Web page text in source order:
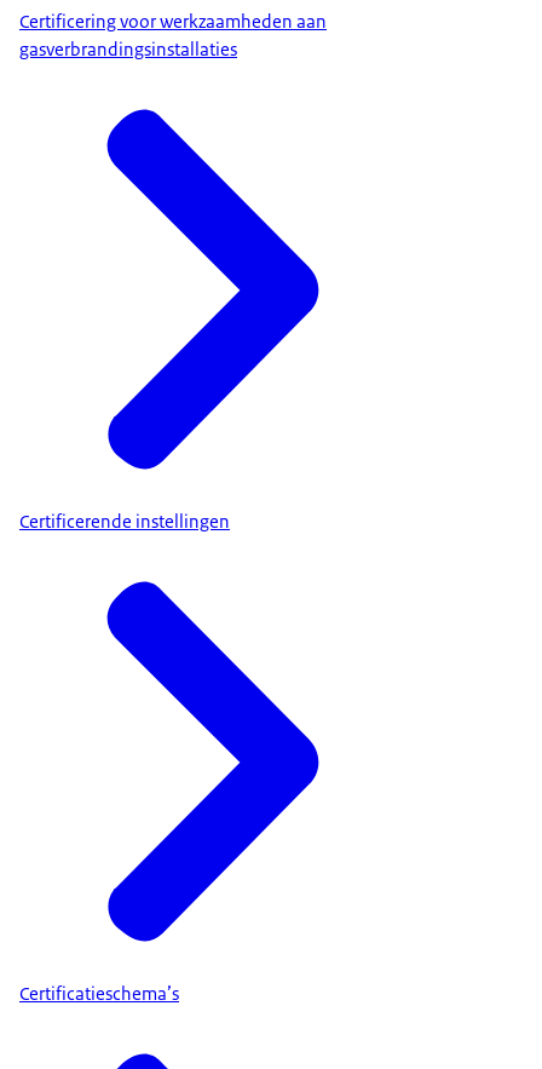
Certificering voor werkzaamheden aan
gasverbrandingsinstallaties
Certificerende instellingen
Certificatieschema’s